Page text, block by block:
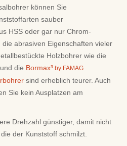
können Sie
sauber
HSS oder gar nur Chrom-
abrasiven Eigenschaften vieler
Holzbohrer wie die
und die Bormax³ by FAMAG
sind erheblich teurer. Auch
Sie kein Ausplatzen am
Drehzahl günstiger, damit nicht
der Kunststoff schmilzt.